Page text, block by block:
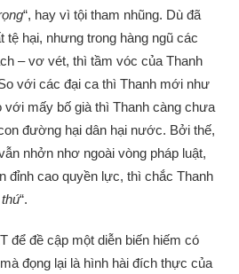
“, hay vì tội tham nhũng. Dù đã
tệ hại, nhưng trong hàng ngũ các
– vơ vét, thì tầm vóc của Thanh
với các đại ca thì Thanh mới như
với mấy bố già thì Thanh càng chưa
đường hại dân hại nước. Bởi thế,
nhởn nhơ ngoài vòng pháp luật,
đỉnh cao quyền lực, thì chắc Thanh
“.
để đề cập một diễn biến hiếm có
đọng lại là hình hài đích thực của